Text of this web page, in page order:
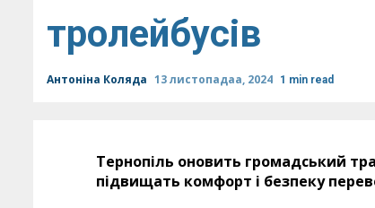
тролейбусів
Антоніна Коляда 13 листопадаа, 2024 1 min read
Тернопіль оновить громадський
підвищать комфорт і безпеку